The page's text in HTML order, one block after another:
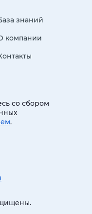
знаний
компании
со сбором
.